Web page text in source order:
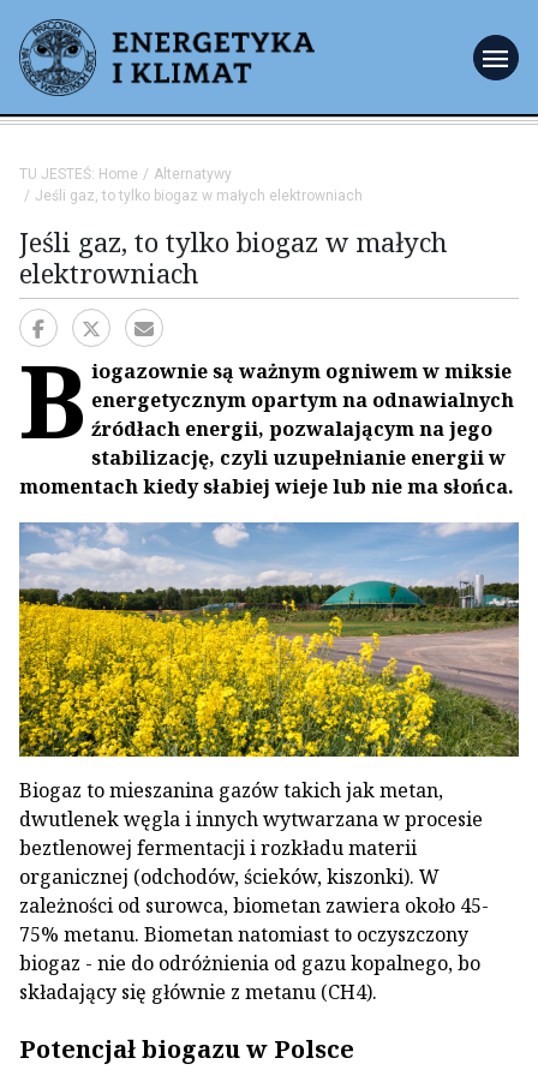
menu
TU JESTEŚ: Home
Alternatywy
Jeśli gaz, to tylko biogaz w małych elektrowniach
Jeśli gaz, to tylko biogaz w małych
elektrowniach
B iogazownie są ważnym ogniwem w miksie
energetycznym opartym na odnawialnych
źródłach energii, pozwalającym na jego
stabilizację, czyli uzupełnianie energii w
momentach kiedy słabiej wieje lub nie ma słońca.
Biogaz to mieszanina gazów takich jak metan,
dwutlenek węgla i innych wytwarzana w procesie
beztlenowej fermentacji i rozkładu materii
organicznej (odchodów, ścieków, kiszonki). W
zależności od surowca, biometan zawiera około 45-
75% metanu. Biometan natomiast to oczyszczony
biogaz - nie do odróżnienia od gazu kopalnego, bo
składający się głównie z metanu (CH4).
Potencjał biogazu w Polsce